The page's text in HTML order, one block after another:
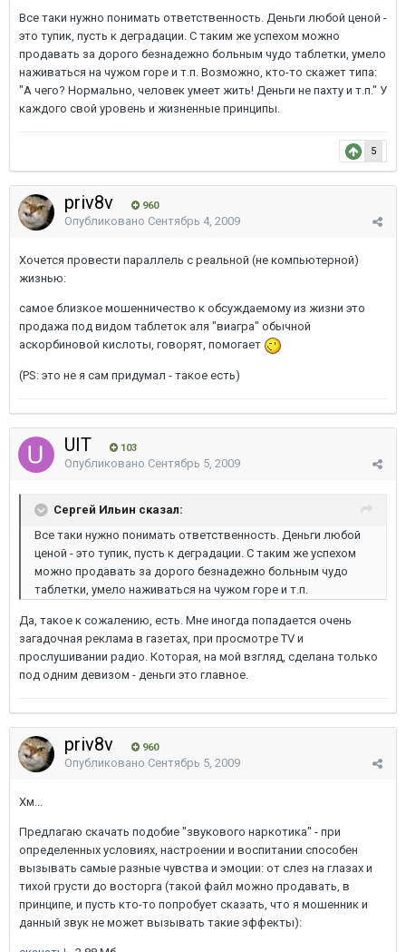
Все таки нужно понимать ответственность. Деньги любой ценой -
это тупик, пусть к деградации. С таким же успехом можно
продавать за дорого безнадежно больным чудо таблетки, умело
наживаться на чужом горе и т.п. Возможно, кто-то скажет типа:
"А чего? Нормально, человек умеет жить! Деньги не пахту и т.п." У
каждого свой уровень и жизненные принципы.
5
priv8v 960
Опубликовано Сентябрь 4, 2009
Хочется провести параллель с реальной (не компьютерной)
жизнью:
самое близкое мошенничество к обсуждаемому из жизни это
продажа под видом таблеток аля "виагра" обычной
аскорбиновой кислоты, говорят, помогает
(PS: это не я сам придумал - такое есть)
UIT 103
Опубликовано Сентябрь 5, 2009
Сергей Ильин сказал:
Все таки нужно понимать ответственность. Деньги любой
ценой - это тупик, пусть к деградации. С таким же успехом
можно продавать за дорого безнадежно больным чудо
таблетки, умело наживаться на чужом горе и т.п.
Да, такое к сожалению, есть. Мне иногда попадается очень
загадочная реклама в газетах, при просмотре TV и
прослушивании радио. Которая, на мой взгляд, сделана только
под одним девизом - деньги это главное.
priv8v 960
Опубликовано Сентябрь 5, 2009
Хм...
Предлагаю скачать подобие "звукового наркотика" - при
определенных условиях, настроении и воспитании способен
вызывать самые разные чувства и эмоции: от слез на глазах и
тихой грусти до восторга (такой файл можно продавать, в
принципе, и пусть кто-то попробует сказать, что я мошенник и
данный звук не может вызывать такие эффекты):